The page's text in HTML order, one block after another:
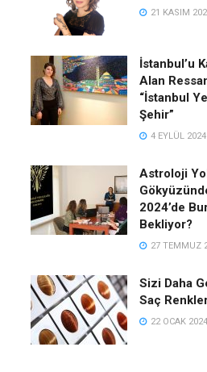
21 KASIM
İstanbul’u
Alan
“İstanbul
Şehir”
4 EYLÜL 2024
Astroloji
2024’de
Bekliyor?
27 TEMMUZ
Sizi Daha
Saç
22 OCAK 2024